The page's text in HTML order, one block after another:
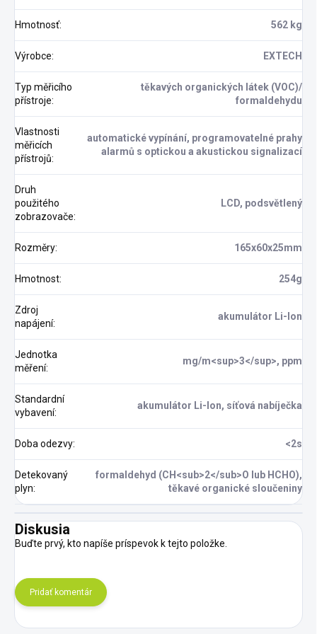
Hmotnosť: 562 kg
Výrobce: EXTECH
Typ měřicího
přístroje:
těkavých organických látek (VOC)/
formaldehydu
Vlastnosti
měřicích
přístrojů:
automatické vypínání, programovatelné prahy
alarmů s optickou a akustickou signalizací
Druh
použitého
zobrazovače:
LCD, podsvětlený
Rozměry: 165x60x25mm
Hmotnost: 254g
Zdroj
napájení:
akumulátor Li-Ion
Jednotka
měření:
mg/m<sup>3</sup>, ppm
Standardní
vybavení:
akumulátor Li-Ion, síťová nabíječka
Doba odezvy: <2s
Detekovaný
plyn:
formaldehyd (CH<sub>2</sub>O lub HCHO),
těkavé organické sloučeniny
Diskusia
Buďte prvý, kto napíše príspevok k tejto položke.
Pridať komentár